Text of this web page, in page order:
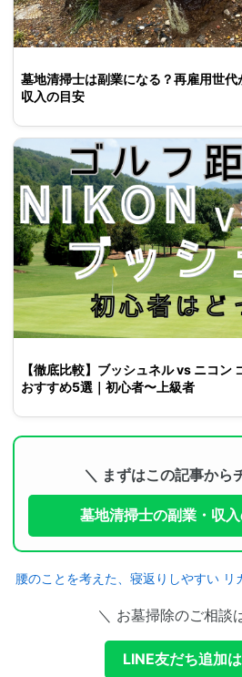
墓地清掃士は副業になる？再雇用世
収入の目安
【徹底比較】ブッシュネル vs ニコン
おすすめ5選｜初心者〜上級者
＼ まずはこの記事から
墓地清掃士の副業・収
腰のことを考えた、寝返りしやすい リ
＼ お墓掃除のご相談
LINE友だち追加